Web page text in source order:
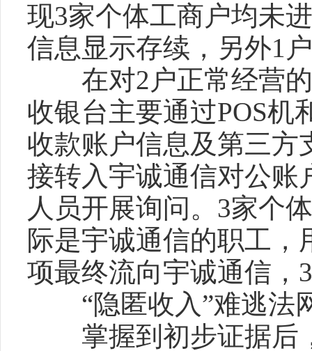
现3家个体工商户均未
信息显示存续，另外1
在对2户正常经营的
收银台主要通过POS机
收款账户信息及第三方
接转入宇诚通信对公账
人员开展询问。3家个
际是宇诚通信的职工
项最终流向宇诚通信，
“隐匿收入”难逃法
掌握到初步证据后，